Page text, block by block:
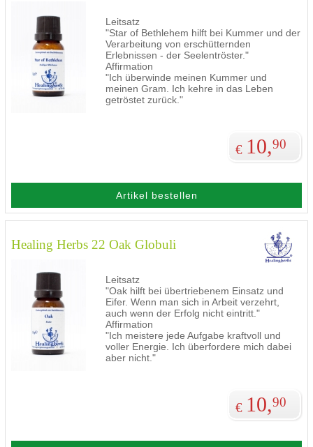
Leitsatz
"Star of Bethlehem hilft bei Kummer und der
Verarbeitung von erschütternden
Erlebnissen - der Seelentröster."
Affirmation
"Ich überwinde meinen Kummer und
meinen Gram. Ich kehre in das Leben
getröstet zurück."
€ 10,90
Artikel bestellen
Healing Herbs 22 Oak Globuli
Leitsatz
"Oak hilft bei übertriebenem Einsatz und
Eifer. Wenn man sich in Arbeit verzehrt,
auch wenn der Erfolg nicht eintritt."
Affirmation
"Ich meistere jede Aufgabe kraftvoll und
voller Energie. Ich überfordere mich dabei
aber nicht."
€ 10,90